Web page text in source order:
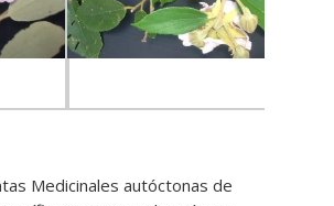
Medicinales autóctonas de